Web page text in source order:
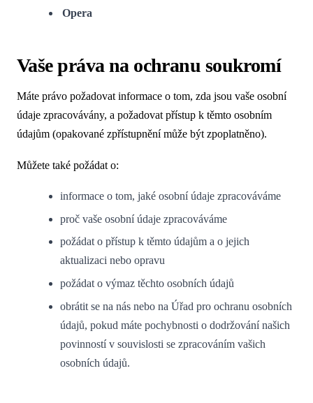
Opera
Vaše práva na ochranu soukromí
Máte právo požadovat informace o tom, zda jsou vaše osobní
údaje zpracovávány, a požadovat přístup k těmto osobním
údajům (opakované zpřístupnění může být zpoplatněno).
Můžete také požádat o:
informace o tom, jaké osobní údaje zpracováváme
proč vaše osobní údaje zpracováváme
požádat o přístup k těmto údajům a o jejich
aktualizaci nebo opravu
požádat o výmaz těchto osobních údajů
obrátit se na nás nebo na Úřad pro ochranu osobních
údajů, pokud máte pochybnosti o dodržování našich
povinností v souvislosti se zpracováním vašich
osobních údajů.